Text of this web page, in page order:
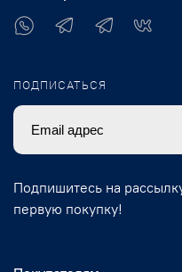
ПОДПИСАТЬСЯ
Подпишитесь на
первую покупку!